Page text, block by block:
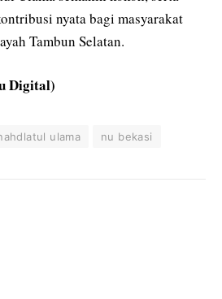
nyata bagi masyarakat
Tambun Selatan.
Digital)
ulama nu bekasi